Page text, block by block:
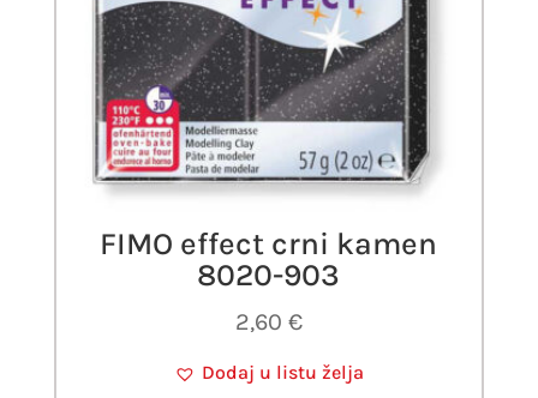
FIMO effect crni kamen
8020-903
2,60 €
Dodaj u listu želja